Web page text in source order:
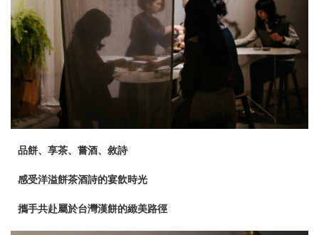
品餅、享茶、嘗酒、敘詩
感受洋溢餅茶酒詩的宴飲時光
攜手共赴屬於台灣漢餅的緻美路徑